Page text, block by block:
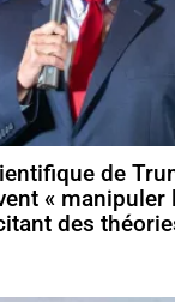
de
« manipuler
des